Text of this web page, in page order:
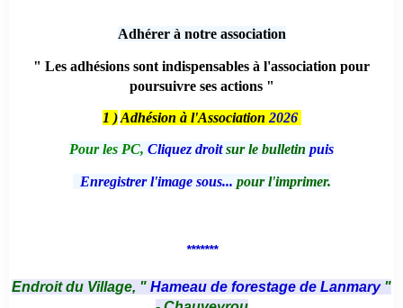
Adhérer à notre association
" Les adhésions sont indispensables à l'association pour
poursuivre ses actions "
1 ) Adhésion à l'Association 2026
Pour les PC, Cliquez droitsur le bulletin puis
Enregistrer l'image sous... pour l'imprimer.
*******
Endroit du Village, " Hameau de forestage de Lanmary "